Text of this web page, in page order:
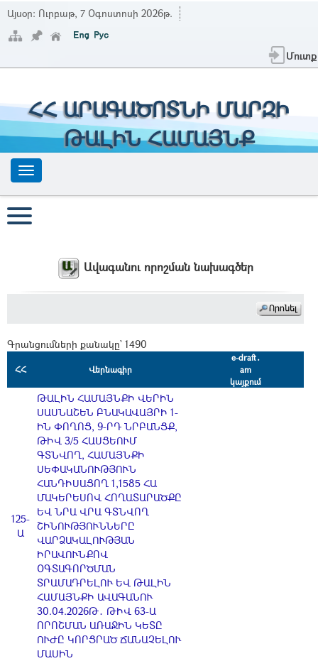
Այսօր: Ուրբաթ, 7 Օգոստոսի 2026թ.
Մուտք
ՀՀ ԱՐԱԳԱԾՈՏՆԻ ՄԱՐԶԻ
ԹԱԼԻՆ ՀԱՄԱՅՆՔ
Ավագանու որոշման նախագծեր
Գրանցումների քանակը` 1490
ՀՀ Վերնագիր
e-draft․
am
կայքում
125-
Ա
ԹԱԼԻՆ ՀԱՄԱՅՆՔԻ ՎԵՐԻՆ
ՍԱՍՆԱՇԵՆ ԲՆԱԿԱՎԱՅՐԻ 1-
ԻՆ ՓՈՂՈՑ, 9-ՐԴ ՆՐԲԱՆՑՔ,
ԹԻՎ 3/5 ՀԱՍՑԵՈՒՄ
ԳՏՆՎՈՂ, ՀԱՄԱՅՆՔԻ
ՍԵՓԱԿԱՆՈՒԹՅՈՒՆ
ՀԱՆԴԻՍԱՑՈՂ 1,1585 ՀԱ
ՄԱԿԵՐԵՍՈՎ ՀՈՂԱՏԱՐԱԾՔԸ
ԵՎ ՆՐԱ ՎՐԱ ԳՏՆՎՈՂ
ՇԻՆՈՒԹՅՈՒՆՆԵՐԸ
ՎԱՐՁԱԿԱԼՈՒԹՅԱՆ
ԻՐԱՎՈՒՆՔՈՎ
ՕԳՏԱԳՈՐԾՄԱՆ
ՏՐԱՄԱԴՐԵԼՈՒ ԵՎ ԹԱԼԻՆ
ՀԱՄԱՅՆՔԻ ԱՎԱԳԱՆՈՒ
30.04.2026Թ․ ԹԻՎ 63-Ա
ՈՐՈՇՄԱՆ ԱՌԱՋԻՆ ԿԵՏԸ
ՈՒԺԸ ԿՈՐՑՐԱԾ ՃԱՆԱՉԵԼՈՒ
ՄԱՍԻՆ